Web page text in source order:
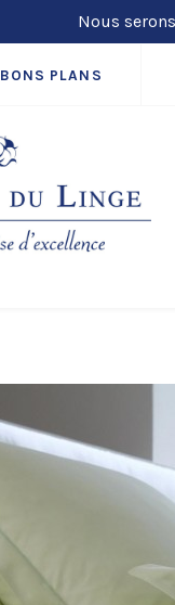
Nous
BONS PLANS